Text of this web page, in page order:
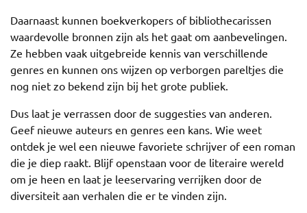
Daarnaast kunnen boekverkopers of bibliothecarissen
waardevolle bronnen zijn als het gaat om aanbevelingen.
Ze hebben vaak uitgebreide kennis van verschillende
genres en kunnen ons wijzen op verborgen pareltjes die
nog niet zo bekend zijn bij het grote publiek.
Dus laat je verrassen door de suggesties van anderen.
Geef nieuwe auteurs en genres een kans. Wie weet
ontdek je wel een nieuwe favoriete schrijver of een roman
die je diep raakt. Blijf openstaan voor de literaire wereld
om je heen en laat je leeservaring verrijken door de
diversiteit aan verhalen die er te vinden zijn.